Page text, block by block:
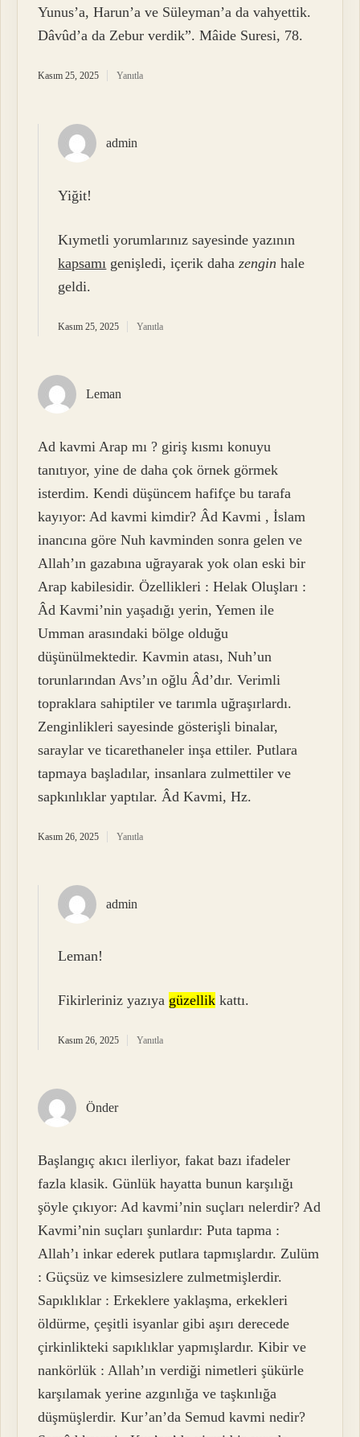
Yunus’a, Harun’a ve Süleyman’a da vahyettik.
Dâvûd’a da Zebur verdik”. Mâide Suresi, 78.
Kasım 25, 2025 Yanıtla
admin
Yiğit!
Kıymetli yorumlarınız sayesinde yazının
kapsamı genişledi, içerik dahazengin hale
geldi.
Kasım 25, 2025 Yanıtla
Leman
Ad kavmi Arap mı ? giriş kısmı konuyu
tanıtıyor, yine de daha çok örnek görmek
isterdim. Kendi düşüncem hafifçe bu tarafa
kayıyor: Ad kavmi kimdir? Âd Kavmi , İslam
inancına göre Nuh kavminden sonra gelen ve
Allah’ın gazabına uğrayarak yok olan eski bir
Arap kabilesidir. Özellikleri : Helak Oluşları :
Âd Kavmi’nin yaşadığı yerin, Yemen ile
Umman arasındaki bölge olduğu
düşünülmektedir. Kavmin atası, Nuh’un
torunlarından Avs’ın oğlu Âd’dır. Verimli
topraklara sahiptiler ve tarımla uğraşırlardı.
Zenginlikleri sayesinde gösterişli binalar,
saraylar ve ticarethaneler inşa ettiler. Putlara
tapmaya başladılar, insanlara zulmettiler ve
sapkınlıklar yaptılar. Âd Kavmi, Hz.
Kasım 26, 2025 Yanıtla
admin
Leman!
Fikirleriniz yazıya güzellik kattı.
Kasım 26, 2025 Yanıtla
Önder
Başlangıç akıcı ilerliyor, fakat bazı ifadeler
fazla klasik. Günlük hayatta bunun karşılığı
şöyle çıkıyor: Ad kavmi’nin suçları nelerdir? Ad
Kavmi’nin suçları şunlardır: Puta tapma :
Allah’ı inkar ederek putlara tapmışlardır. Zulüm
: Güçsüz ve kimsesizlere zulmetmişlerdir.
Sapıklıklar : Erkeklere yaklaşma, erkekleri
öldürme, çeşitli isyanlar gibi aşırı derecede
çirkinlikteki sapıklıklar yapmışlardır. Kibir ve
nankörlük : Allah’ın verdiği nimetleri şükürle
karşılamak yerine azgınlığa ve taşkınlığa
düşmüşlerdir. Kur’an’da Semud kavmi nedir?